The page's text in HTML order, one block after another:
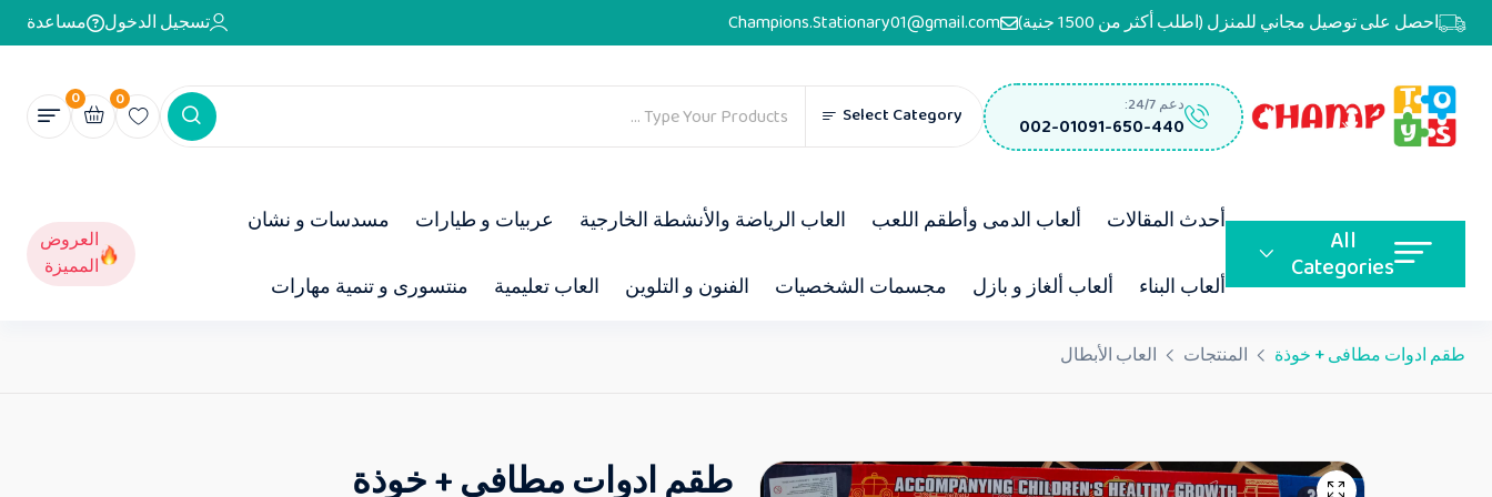
احصل على توصيل مجاني للمنزل (اطلب أكثر من 1500 جنية) Champions.Stationary01@gmail.com تسجيل الدخول مساعدة
دعم 24/7:
002-01091-650-440
Select Category
0
0
All
Categories
أحدث المقالات ألعاب الدمى وأطقم اللعب العاب الرياضة والأنشطة الخارجية عربيات و طيارات مسدسات و نشان
ألعاب البناء ألعاب ألغاز و بازل مجسمات الشخصيات الفنون و التلوين العاب تعليمية منتسورى و تنمية مهارات
العروض
المميزة
طقم ادوات مطافى + خوذة المنتجات العاب الأبطال
طقم ادوات مطافى + خوذة